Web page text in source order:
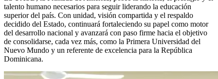
talento humano necesarios para seguir liderando la educación
superior del país. Con unidad, visión compartida y el respaldo
decidido del Estado, continuará fortaleciendo su papel como motor
del desarrollo nacional y avanzará con paso firme hacia el objetivo
de consolidarse, cada vez más, como la Primera Universidad del
Nuevo Mundo y un referente de excelencia para la República
Dominicana.